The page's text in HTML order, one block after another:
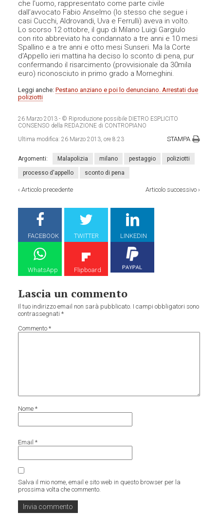
che l’uomo, rappresentato come parte civile
dall’avvocato Fabio Anselmo (lo stesso che segue i
casi Cucchi, Aldrovandi, Uva e Ferrulli) aveva in volto.
Lo scorso 12 ottobre, il gup di Milano Luigi Gargiulo
con rito abbreviato ha condannato a tre anni e 10 mesi
Spallino e a tre anni e otto mesi Sunseri. Ma la Corte
d’Appello ieri mattina ha deciso lo sconto di pena, pur
confermando il risarcimento (provvisionale da 30mila
euro) riconosciuto in primo grado a Morneghini.
Leggi anche:Pestano anziano e poi lo denunciano. Arrestati due
poliziotti
26 Marzo 2013 - © Riproduzione possibile DIETRO ESPLICITO
CONSENSO della REDAZIONE di CONTROPIANO
Ultima modifica:26 Marzo 2013, ore 8:23 STAMPA
Argomenti: Malapolizia milano pestaggio poliziotti
processo d'appello sconto di pena
‹Articolo precedente Articolo successivo›
FACEBOOK TWITTER LINKEDIN
WhatsApp Flipboard
Lascia un commento
Il tuo indirizzo email non sarà pubblicato. I campi obbligatori sono
contrassegnati*
Commento*
Nome*
Email*
Salva il mio nome, email e sito web in questo browser per la
prossima volta che commento.